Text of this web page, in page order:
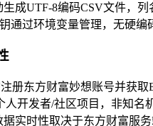
生成UTF-8编码CSV文件，列
通过环境变量管理，无硬编
注册东方财富妙想账号并获
人开发者/社区项目，非知名
据实时性取决于东方财富服